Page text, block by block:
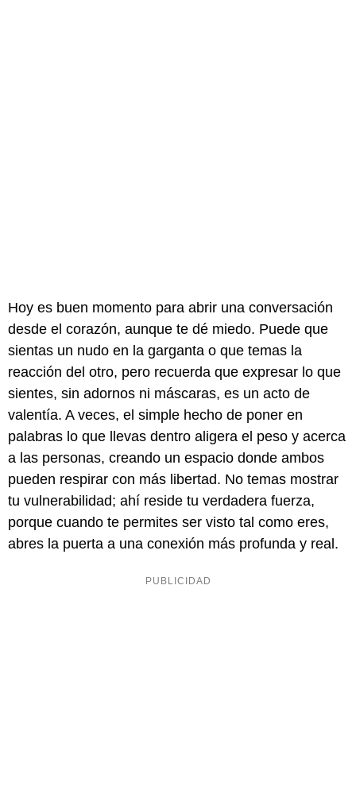
Hoy es buen momento para abrir una conversación
desde el corazón, aunque te dé miedo. Puede que
sientas un nudo en la garganta o que temas la
reacción del otro, pero recuerda que expresar lo que
sientes, sin adornos ni máscaras, es un acto de
valentía. A veces, el simple hecho de poner en
palabras lo que llevas dentro aligera el peso y acerca
a las personas, creando un espacio donde ambos
pueden respirar con más libertad. No temas mostrar
tu vulnerabilidad; ahí reside tu verdadera fuerza,
porque cuando te permites ser visto tal como eres,
abres la puerta a una conexión más profunda y real.